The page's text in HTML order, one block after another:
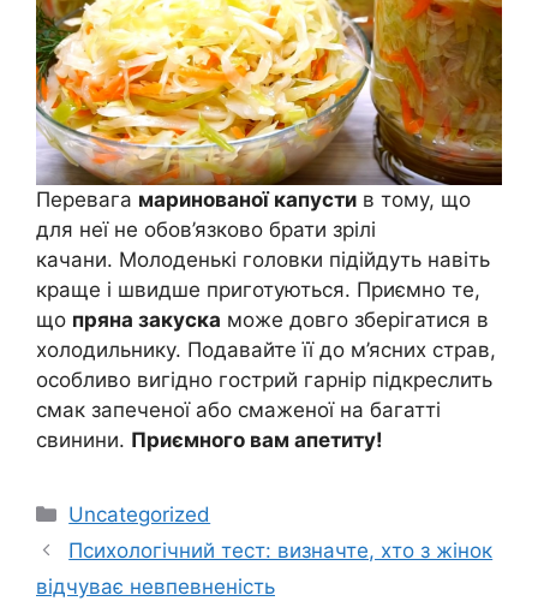
Перевага маринованої капусти в тому, що
для неї не обов’язково брати зрілі
качани. Молоденькі головки підійдуть навіть
краще і швидше приготуються. Приємно те,
що пряна закуска може довго зберігатися в
холодильнику. Подавайте її до м’ясних страв,
особливо вигідно гострий гарнір підкреслить
смак запеченої або смаженої на багатті
свинини. Приємного вам апетиту!
Категорії
Uncategorized
Психологічний тест: визначте, хто з жінок
відчуває невпевненість